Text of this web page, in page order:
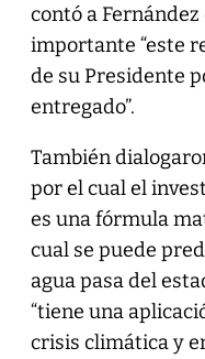
contó a
importante “este
de su Presidente
entregado”.
También
por el cual el
es una fórmula
cual se puede
agua pasa del
“tiene una
crisis climática y